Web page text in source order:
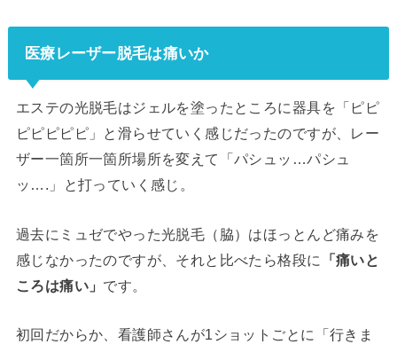
医療レーザー脱毛は痛いか
エステの光脱毛はジェルを塗ったところに器具を「ピピ
ピピピピピ」と滑らせていく感じだったのですが、レー
ザー一箇所一箇所場所を変えて「パシュッ…パシュ
ッ….」と打っていく感じ。
過去にミュゼでやった光脱毛（脇）はほっとんど痛みを
感じなかったのですが、それと比べたら格段に
「痛いと
ころは痛い」 です。
初回だからか、看護師さんが1ショットごとに「行きま